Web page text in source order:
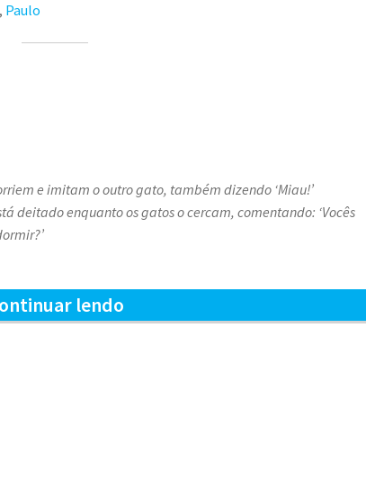
, Paulo
e imitam o outro gato, também dizendo ‘Miau!’
deitado enquanto os gatos o cercam, comentando: ‘Vocês
lendoO